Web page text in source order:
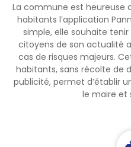
La commune est heureuse
habitants l’application
simple, elle souhaite
citoyens de son actualité
cas de risques majeurs.
habitants, sans récolte de
publicité, permet d’établir
le maire et